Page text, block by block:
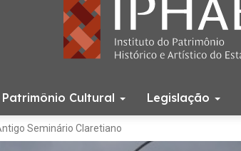
do
Patrimônio Cultural Legislação
Seminário Claretiano